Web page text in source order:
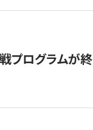
プログラムが